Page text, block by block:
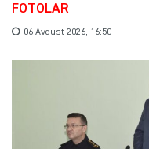
FOTOLAR
06 Avqust 2026, 16:50